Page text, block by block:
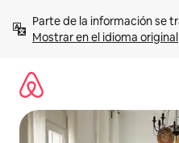
contenidoMostrar en el idioma original